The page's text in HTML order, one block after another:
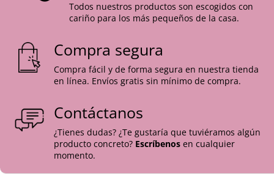
Todos nuestros productos son escogidos con
cariño para los más pequeños de la casa.
Compra segura
Compra fácil y de forma segura en nuestra tienda
en línea. Envíos gratis sin mínimo de compra.
Contáctanos
¿Tienes dudas? ¿Te gustaría que tuviéramos algún
producto concreto? Escríbenos en cualquier
momento.